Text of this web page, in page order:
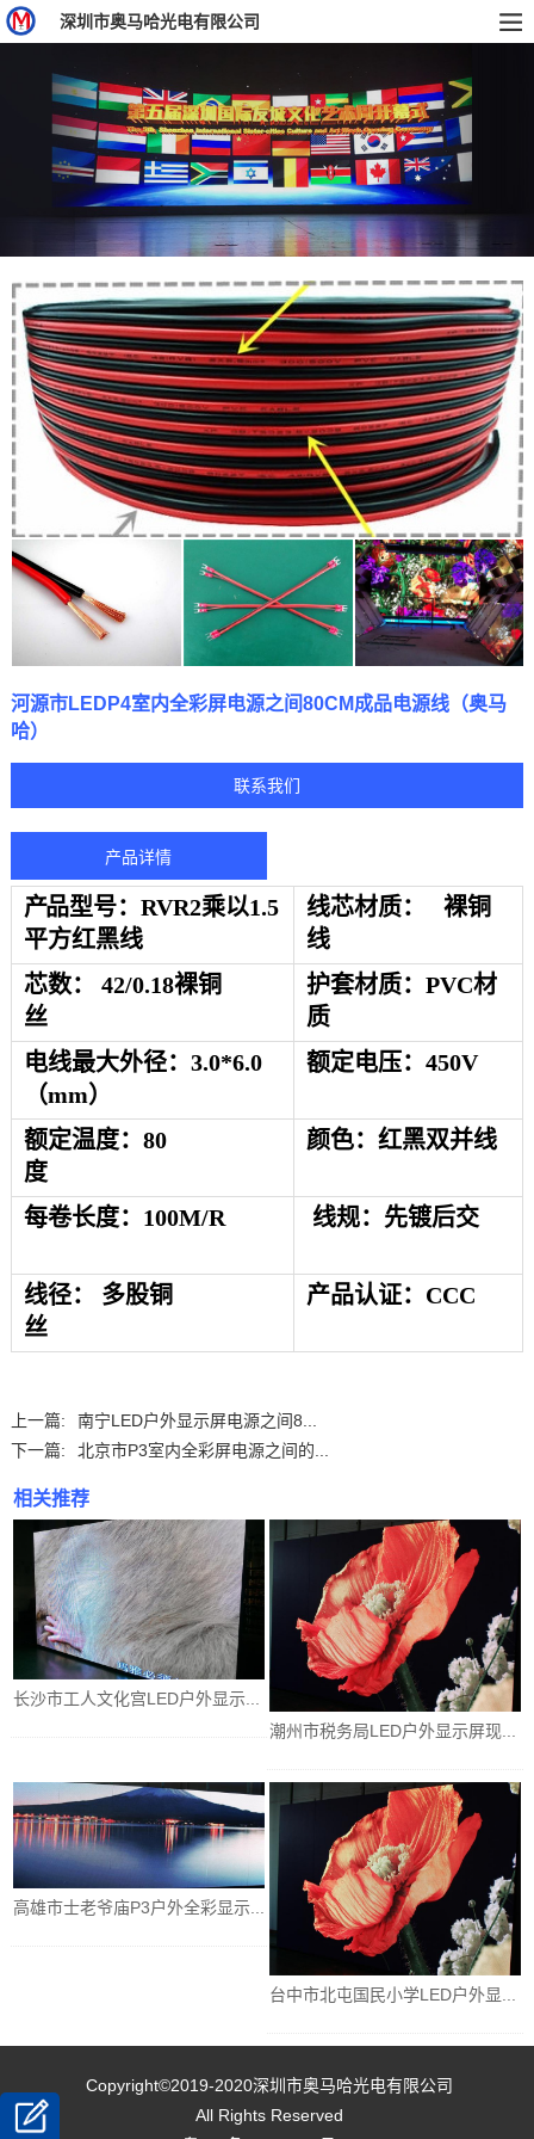
深圳市奥马哈光电有限公司
河源市LEDP4室内全彩屏电源之间80CM成品电源线（奥马
哈）
联系我们
产品详情
产品型号： RVR2乘以1.5
平方红黑线
线芯材质：
裸铜
线
芯数：
42/0.18裸铜
丝
护套材质： PVC材
质
电线最大外径： 3.0*6.0
（mm）
额定电压： 450V
额定温度： 80
度
颜色： 红黑双并线
每卷长度： 100M/R 线规： 先镀后交
线径：
多股铜
丝
产品认证： CCC
上一篇:
南宁LED户外显示屏电源之间8...
下一篇:
北京市P3室内全彩屏电源之间的...
相关推荐
长沙市工人文化宫LED户外显示...
潮州市税务局LED户外显示屏现...
高雄市士老爷庙P3户外全彩显示...
台中市北屯国民小学LED户外显...
Copyright©2019-2020深圳市奥马哈光电有限公司
All Rights Reserved